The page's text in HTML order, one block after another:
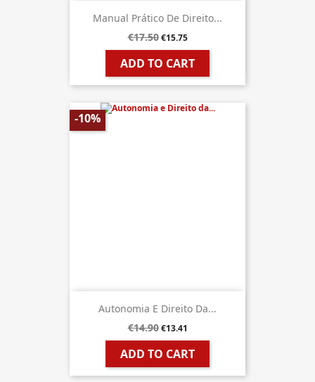
Manual Prático De Direito...
€17.50 €15.75
ADD TO CART
Autonomia E Direito Da...
€14.90 €13.41
ADD TO CART
-10%